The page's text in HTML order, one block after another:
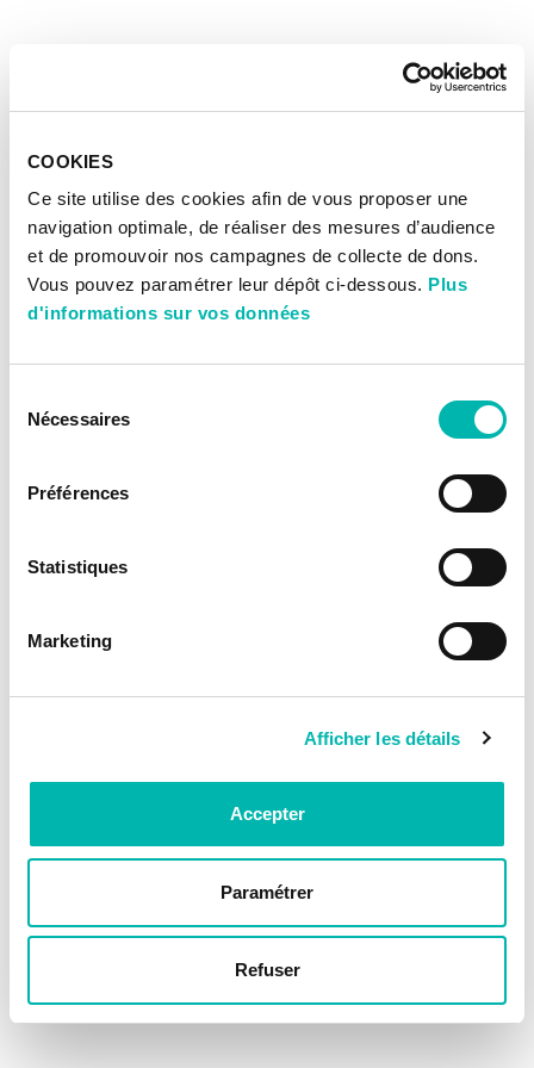
COOKIES
Ce site utilise des cookies afin de vous proposer une
navigation optimale, de réaliser des mesures d’audience
et de promouvoir nos campagnes de collecte de dons.
Vous pouvez paramétrer leur dépôt ci-dessous. Plus
d'informations sur vos données
Nécessaires
Préférences
Statistiques
Marketing
Afficher les détails
Accepter
Paramétrer
Refuser